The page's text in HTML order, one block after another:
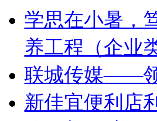
学思在小暑，
养工程（企业
联城传媒——
新佳宜便利店